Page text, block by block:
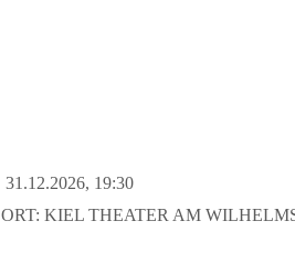
31.12.2026, 19:30
ORT: KIEL THEATER AM